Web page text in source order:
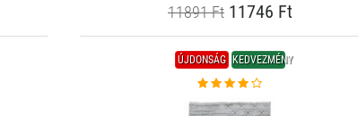
11891 Ft11746 Ft
ÚJDONSÁG KEDVEZMÉNY